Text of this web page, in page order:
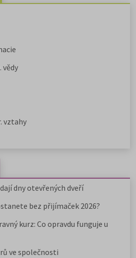
vědy
vztahy
dny otevřených dveří
bez přijímaček 2026?
kurz: Co opravdu funguje u
ve společnosti